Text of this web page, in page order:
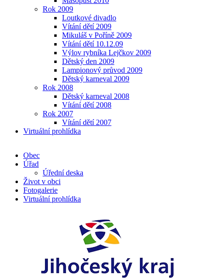
Rok 2009
Loutkové divadlo
Vítání dětí 2009
Mikuláš v Poříně 2009
Vítání dětí 10.12.09
Výlov rybníka Lejčkov 2009
Dětský den 2009
Lampionový průvod 2009
Dětský karneval 2009
Rok 2008
Dětský karneval 2008
Vítání dětí 2008
Rok 2007
Vítání dětí 2007
Virtuální prohlídka
Obec
Úřad
Úřední deska
Život v obci
Fotogalerie
Virtuální prohlídka